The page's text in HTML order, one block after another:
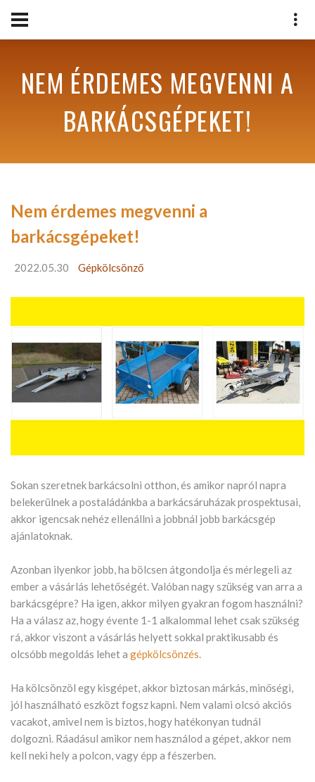
NEM ÉRDEMES MEGVENNI A
BARKÁCSGÉPEKET!
Nem érdemes megvenni a
barkácsgépeket!
2022.05.30 Gépkölcsönző
Sokan szeretnek barkácsolni otthon, és amikor napról napra
belekerülnek a postaládánkba a barkácsáruházak prospektusai,
akkor igencsak nehéz ellenállni a jobbnál jobb barkácsgép
ajánlatoknak.
Azonban ilyenkor jobb, ha bölcsen átgondolja és mérlegeli az
ember a vásárlás lehetőségét. Valóban nagy szükség van arra a
barkácsgépre? Ha igen, akkor milyen gyakran fogom használni?
Ha a válasz az, hogy évente 1-1 alkalommal lehet csak szükség
rá, akkor viszont a vásárlás helyett sokkal praktikusabb és
olcsóbb megoldás lehet a gépkölcsönzés.
Ha kölcsönzöl egy kisgépet, akkor biztosan márkás, minőségi,
jól használható eszközt fogsz kapni. Nem valami olcsó akciós
vacakot, amivel nem is biztos, hogy hatékonyan tudnál
dolgozni. Ráadásul amikor nem használod a gépet, akkor nem
kell neki hely a polcon, vagy épp a fészerben.